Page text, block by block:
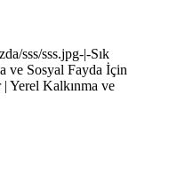
sss/sss.jpg-|-Sık
ve Sosyal Fayda İçin
| Yerel Kalkınma ve